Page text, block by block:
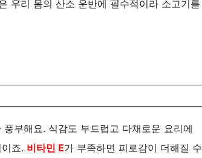
우리 몸의 산소 운반에 필수적이라 소고기를
풍부해요. 식감도 부드럽고 다채로운 요리에
죠. 비타민 E가 부족하면 피로감이 더해질 수